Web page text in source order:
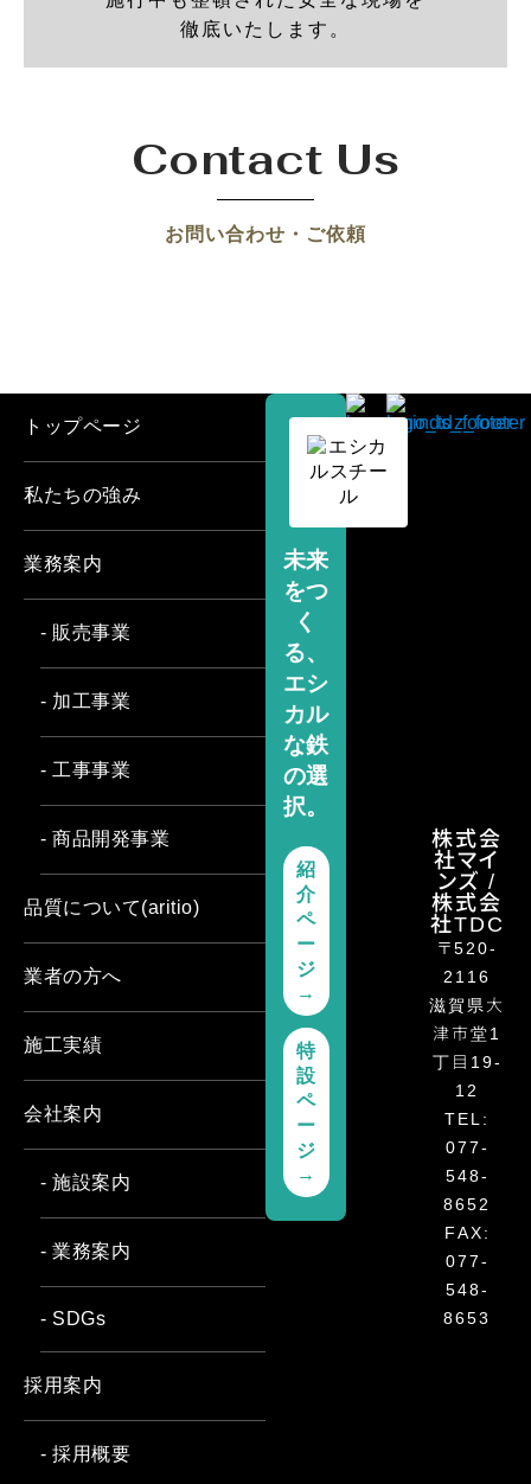
徹底いたします。
Contact Us
お問い合わせ・ご依頼
株式会
社マイ
ンズ /
株式会
社TDC
〒520-
2116
滋賀県大
津市堂1
丁目19-
12
TEL:
077-
548-
8652
FAX:
077-
548-
8653
未来
をつ
く
る、
エシ
カル
な鉄
の選
択。
紹
介
ペ
ー
ジ
→
特
設
ペ
ー
ジ
→
トップページ
私たちの強み
業務案内
- 販売事業
- 加工事業
- 工事事業
- 商品開発事業
品質について(aritio)
業者の方へ
施工実績
会社案内
- 施設案内
- 業務案内
- SDGs
採用案内
- 採用概要